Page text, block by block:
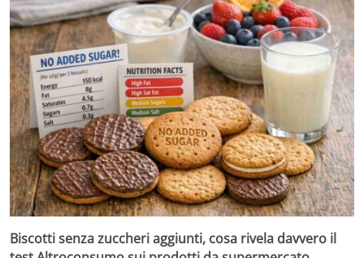
Biscotti senza zuccheri aggiunti, cosa rivela davvero il